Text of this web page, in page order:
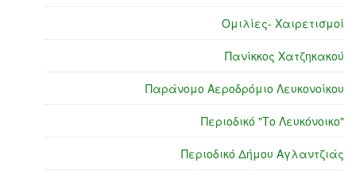
Ομιλίες- Χαιρετισμοί
Πανίκκος Χατζηκακού
Παράνομο Αεροδρόμιο Λευκονοίκου
Περιοδικό "Το Λευκόνοικο"
Περιοδικό Δήμου Αγλαντζιάς